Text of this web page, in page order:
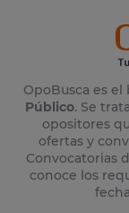
OpoBusca es el
Público. Se
opositores
ofertas y
Convocatorias
conoce los